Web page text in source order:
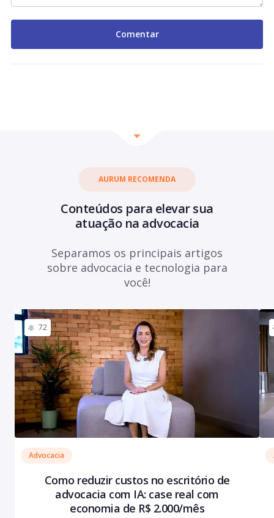
AURUM RECOMENDA
Conteúdos para elevar sua
atuação na advocacia
Separamos os principais artigos
sobre advocacia e tecnologia para
você!
72
Advocacia
Como reduzir custos no escritório de
advocacia com IA: case real com
economia de R$ 2.000/mês